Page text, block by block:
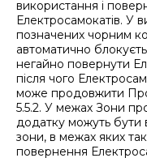
використання і
Електросамокатів. У
позначених чорним
автоматично
негайно повернути
після чого
може продовжити
5.5.2. У межах Зони
додатку можуть бути
зони, в межах яких
повернення